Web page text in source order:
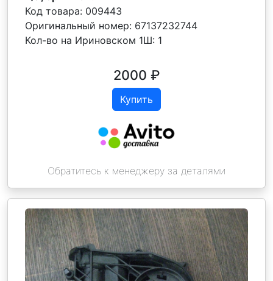
Код товара: 009443
Оригинальный номер: 67137232744
Кол-во на Ириновском 1Ш: 1
2000 ₽
Купить
Обратитесь к менеджеру за деталями